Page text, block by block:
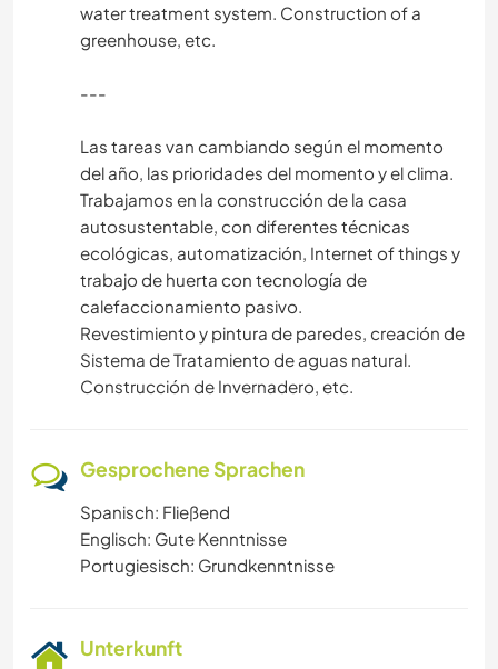
water treatment system. Construction of a
greenhouse, etc.
---
Las tareas van cambiando según el momento
del año, las prioridades del momento y el clima.
Trabajamos en la construcción de la casa
autosustentable, con diferentes técnicas
ecológicas, automatización, Internet of things y
trabajo de huerta con tecnología de
calefaccionamiento pasivo.
Revestimiento y pintura de paredes, creación de
Sistema de Tratamiento de aguas natural.
Construcción de Invernadero, etc.
Gesprochene Sprachen
Spanisch: Fließend
Englisch: Gute Kenntnisse
Portugiesisch: Grundkenntnisse
Unterkunft